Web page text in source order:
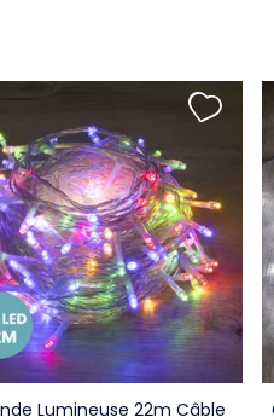
Lumineuse 22m Câble